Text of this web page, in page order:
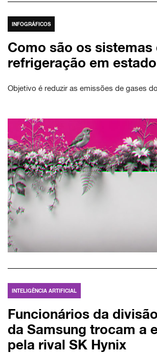
INFOGRÁFICOS
Como são os sistemas
refrigeração em
Objetivo é reduzir as emissões de gases
INTELIGÊNCIA ARTIFICIAL
Funcionários da
da Samsung trocam a
pela rival SK Hynix